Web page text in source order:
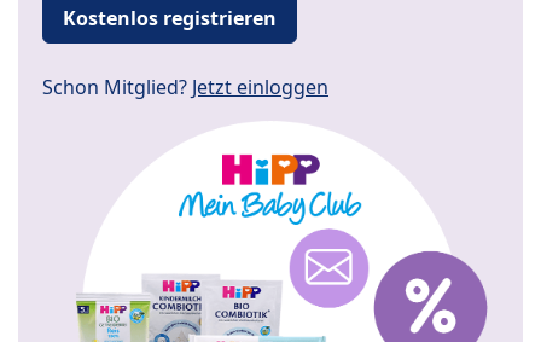
Kostenlos registrieren
Schon Mitglied? Jetzt einloggen